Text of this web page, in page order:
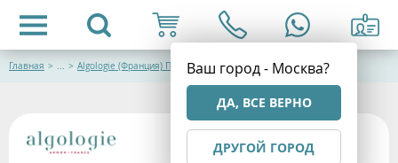
Ваш город - Москва?
ДА, ВСЕ ВЕРНО
ДРУГОЙ ГОРОД
Главная > ... > Algologie (Франция) Профессиональная талассокосметика